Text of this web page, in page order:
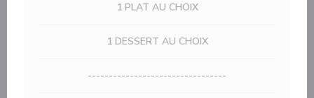
1 PLAT AU CHOIX
1 DESSERT AU CHOIX
---------------------------------